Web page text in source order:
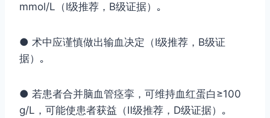
mmol/L（Ⅰ级推荐，B级证据）｡
● 术中应谨慎做出输血决定（Ⅰ级推荐，B级证
据）｡
● 若患者合并脑血管痉挛，可维持血红蛋白≥100
g/L，可能使患者获益（Ⅱ级推荐，D级证据）｡